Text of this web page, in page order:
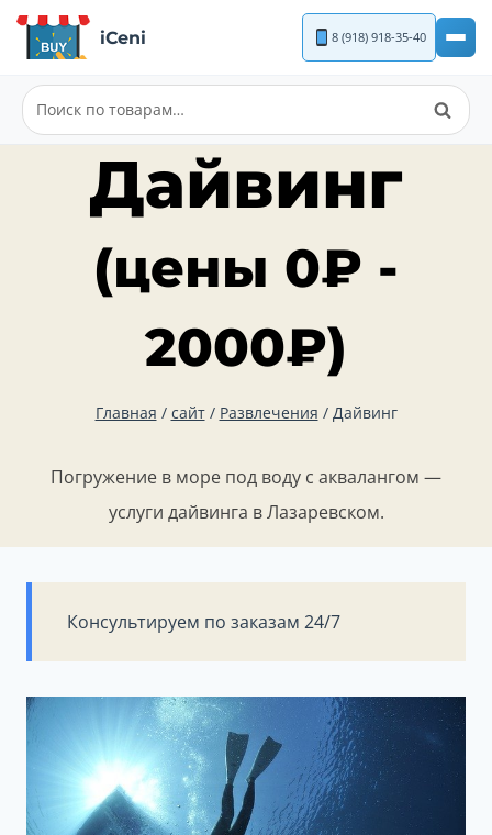
Перейти
содержимому
iCeni 8 (918) 918-35-40
Искать:
Поиск
Дайвинг
(цены 0₽ -
2000₽)
Главная / сайт / Развлечения / Дайвинг
Погружение в море под воду с аквалангом —
услуги дайвинга в Лазаревском.
Консультируем по заказам 24/7